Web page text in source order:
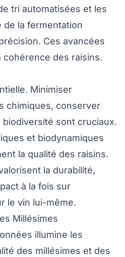
tri automatisées et les
la fermentation
Ces avancées
cohérence des raisins.
Minimiser
chimiques, conserver
biodiversité sont cruciaux.
et biodynamiques
la qualité des raisins.
la durabilité,
à la fois sur
le vin lui-même.
Millésimes
illumine les
des millésimes et des